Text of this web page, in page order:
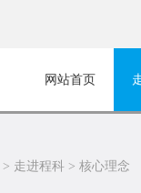
网站首页
> 走进程科 > 核心理念